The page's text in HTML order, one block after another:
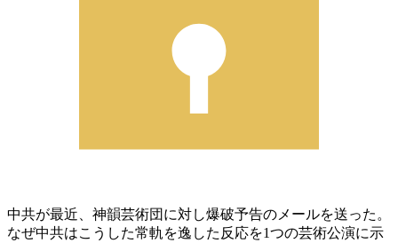
中共が最近、神韻芸術団に対し爆破予告のメールを送った。
なぜ中共はこうした常軌を逸した反応を1つの芸術公演に示